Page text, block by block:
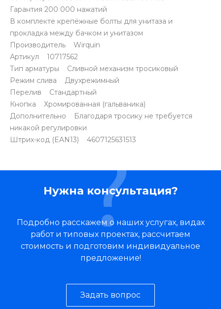
Гарантия 200 000 нажатий
В комплекте крепёжные болты для унитаза и
прокладка между бачком и унитазом
Производитель Wirquin
Артикул 10717562
Тип арматуры Сливной механизм тросиковый
Режим слива Двухрежимный
Перелив Стандартный
Кнопка Хромированная (гальваника)
Дополнительно Благодаря тросику не требуется
никакой регулировки
Штрих-код (EAN13) 4607125631513
Нужна консультация?
Подробно расскажем о наших услугах, видах
работ и типовых проектах, рассчитаем
стоимость и подготовим индивидуальное
предложение!
Задать вопрос